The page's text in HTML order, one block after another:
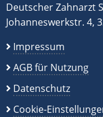
Deutscher Zahnarzt
Johanneswerkstr. 4,
Impressum
AGB für Nutzung
Datenschutz
Cookie-